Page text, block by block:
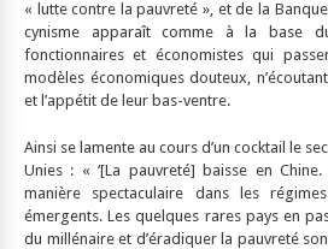
« lutte contre la pauvreté », et de la
cynisme apparaît comme à la base
fonctionnaires et économistes qui
modèles économiques douteux,
et l’appétit de leur bas-ventre.
Ainsi se lamente au cours d’un cocktail le
Unies : « ‘[La pauvreté] baisse en
manière spectaculaire dans les
émergents. Les quelques rares pays en
du millénaire et d’éradiquer la pauvreté